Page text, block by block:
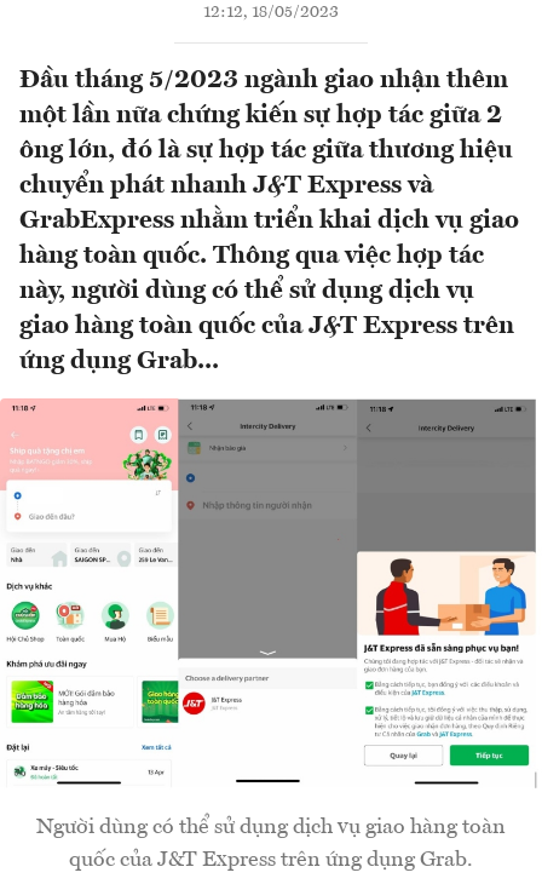
12:12, 18/05/2023
Đầu tháng 5/2023 ngành giao nhận thêm
một lần nữa chứng kiến sự hợp tác giữa 2
ông lớn, đó là sự hợp tác giữa thương hiệu
chuyển phát nhanh J&T Express và
GrabExpress nhằm triển khai dịch vụ giao
hàng toàn quốc. Thông qua việc hợp tác
này, người dùng có thể sử dụng dịch vụ
giao hàng toàn quốc của J&T Express trên
ứng dụng Grab...
Người dùng có thể sử dụng dịch vụ giao hàng toàn
quốc của J&T Express trên ứng dụng Grab.